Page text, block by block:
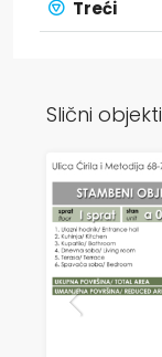
Treći
Slični objekti